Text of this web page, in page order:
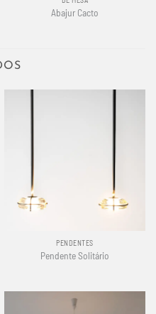
Abajur Cacto
PENDENTES
Pendente Solitário